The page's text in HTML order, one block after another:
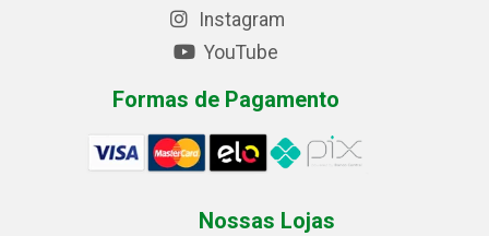
Instagram
YouTube
Formas de Pagamento
Nossas Lojas